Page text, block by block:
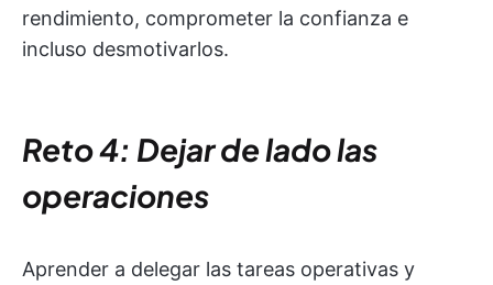
rendimiento, comprometer la confianza e
incluso desmotivarlos.
Reto 4: Dejar de lado las
operaciones
Aprender a delegar las tareas operativas y